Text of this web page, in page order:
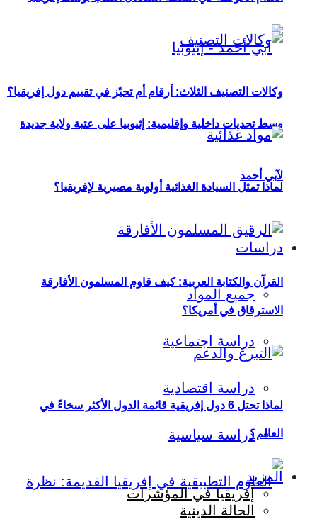
وسط تحديات داخلية وإقليمية: إثيوبيا على عتبة ولاية جديدة
لآبي أحمد
دراسات
جميع المواد
دراسة اجتماعية
دراسة اقتصادية
دراسة سياسية
وكالات التصنيف الثلاث: أرقام أم تحيّز في تقييم دول إفريقيا؟
لماذا تمثل السيادة الغذائية أولوية مصيرية لإفريقيا؟
القرآن والكتابة العربية: كيف قاوم المسلمون الأفارقة
الاسترقاق في أمريكا؟
لماذا تحتل 6 دول إفريقية قائمة الدول الأكثر سخاءً في
العالم؟
المزيد
إفريقيا في المؤشرات
الحالة الدينية